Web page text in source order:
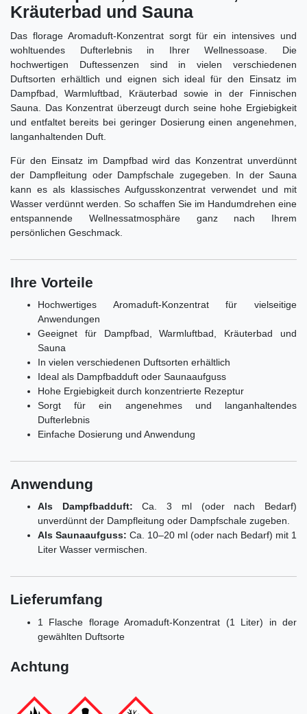
Kräuterbad und Sauna
Das florage Aromaduft-Konzentrat sorgt für ein intensives und
wohltuendes Dufterlebnis in Ihrer Wellnessoase. Die
hochwertigen Duftessenzen sind in vielen verschiedenen
Duftsorten erhältlich und eignen sich ideal für den Einsatz im
Dampfbad, Warmluftbad, Kräuterbad sowie in der Finnischen
Sauna. Das Konzentrat überzeugt durch seine hohe Ergiebigkeit
und entfaltet bereits bei geringer Dosierung einen angenehmen,
langanhaltenden Duft.
Für den Einsatz im Dampfbad wird das Konzentrat unverdünnt
der Dampfleitung oder Dampfschale zugegeben. In der Sauna
kann es als klassisches Aufgusskonzentrat verwendet und mit
Wasser verdünnt werden. So schaffen Sie im Handumdrehen eine
entspannende Wellnessatmosphäre ganz nach Ihrem
persönlichen Geschmack.
Ihre Vorteile
Hochwertiges Aromaduft-Konzentrat für vielseitige
Anwendungen
Geeignet für Dampfbad, Warmluftbad, Kräuterbad und
Sauna
In vielen verschiedenen Duftsorten erhältlich
Ideal als Dampfbadduft oder Saunaaufguss
Hohe Ergiebigkeit durch konzentrierte Rezeptur
Sorgt für ein angenehmes und langanhaltendes
Dufterlebnis
Einfache Dosierung und Anwendung
Anwendung
Als Dampfbadduft: Ca. 3 ml (oder nach Bedarf)
unverdünnt der Dampfleitung oder Dampfschale zugeben.
Als Saunaaufguss: Ca. 10–20 ml (oder nach Bedarf) mit 1
Liter Wasser vermischen.
Lieferumfang
1 Flasche florage Aromaduft-Konzentrat (1 Liter) in der
gewählten Duftsorte
Achtung